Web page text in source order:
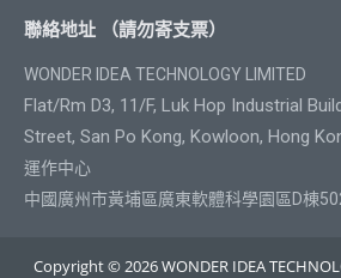
聯絡地址 （請勿寄支票）
WONDER IDEA TECHNOLOGY LIMITED
Flat/Rm D3, 11/F, Luk Hop Industrial
Street, San Po Kong, Kowloon, Hong
運作中心
中國廣州市黃埔區廣東軟體科學園區D棟
Copyright © 2026 WONDER IDEA